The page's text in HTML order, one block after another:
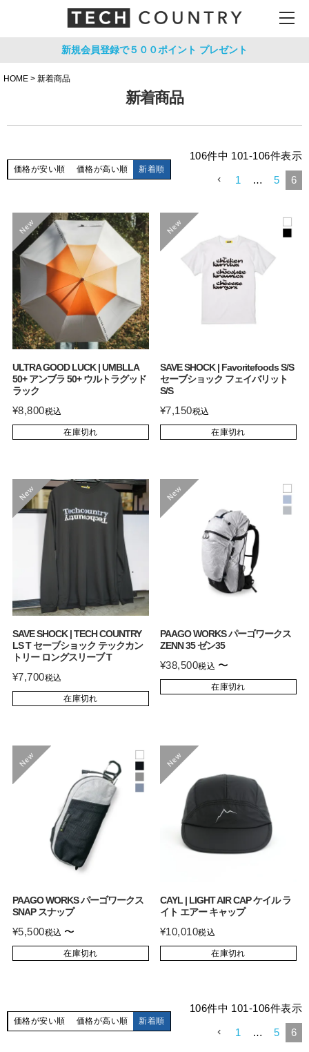
新規会員登録で５００ポイント プレゼント
HOME 新着商品
新着商品
価格が安い順 価格が高い順 新着順
106件中 101-106件表示
1 … 5 6
ULTRA GOOD LUCK | UMBLLA
50+ アンブラ 50+ ウルトラグッド
ラック
¥8,800税込
在庫切れ
SAVE SHOCK | Favoritefoods S/S
セーブショック フェイバリット
S/S
¥7,150税込
在庫切れ
SAVE SHOCK | TECH COUNTRY
LS T セーブショック テックカン
トリー ロングスリーブ T
¥7,700税込
在庫切れ
PAAGO WORKS パーゴワークス
ZENN 35 ゼン35
¥38,500税込 〜
在庫切れ
PAAGO WORKS パーゴワークス
SNAP スナップ
¥5,500税込 〜
在庫切れ
CAYL | LIGHT AIR CAP ケイル ラ
イト エアー キャップ
¥10,010税込
在庫切れ
価格が安い順 価格が高い順 新着順
106件中 101-106件表示
1 … 5 6